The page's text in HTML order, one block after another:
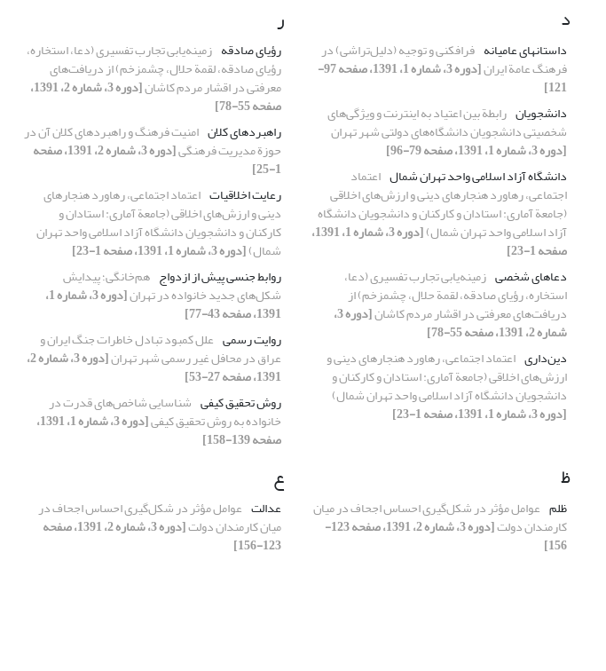
د
داستان‎های عامیانه فرافکنی و توجیه (دلیل‌تراشی) در
فرهنگ عامة ایران [دوره 3، شماره 1، 1391، صفحه 97-
121]
دانشجویان رابطة بین اعتیاد به اینترنت و ویژگی‌های
شخصیتی دانشجویان دانشگاه‌های دولتی شهر تهران
[دوره 3، شماره 1، 1391، صفحه 79-96]
دانشگاه آزاد اسلامی واحد تهران شمال اعتماد
اجتماعی، رهاورد هنجارهای دینی و ارزش‌های اخلاقی
(جامعة آماری: استادان و کارکنان و دانشجویان دانشگاه
آزاد اسلامی واحد تهران شمال) [دوره 3، شماره 1، 1391،
صفحه 1-23]
دعاهای شخصی زمینه‌یابی تجارب تفسیری (دعا،
استخاره، رؤیای صادقه، لقمة حلال، چشم‏زخم) از
دریافت‌های معرفتی در اقشار مردم کاشان [دوره 3،
شماره 2، 1391، صفحه 55-78]
دین‌داری اعتماد اجتماعی، رهاورد هنجارهای دینی و
ارزش‌های اخلاقی (جامعة آماری: استادان و کارکنان و
دانشجویان دانشگاه آزاد اسلامی واحد تهران شمال)
[دوره 3، شماره 1، 1391، صفحه 1-23]
ر
رؤیای صادقه زمینه‌یابی تجارب تفسیری (دعا، استخاره،
رؤیای صادقه، لقمة حلال، چشم‏زخم) از دریافت‌های
معرفتی در اقشار مردم کاشان [دوره 3، شماره 2، 1391،
صفحه 55-78]
راهبردهای کلان امنیت فرهنگ و راهبردهای کلان آن در
حوزة مدیریت فرهنگی [دوره 3، شماره 2، 1391، صفحه
1-25]
رعایت اخلاقیات اعتماد اجتماعی، رهاورد هنجارهای
دینی و ارزش‌های اخلاقی (جامعة آماری: استادان و
کارکنان و دانشجویان دانشگاه آزاد اسلامی واحد تهران
شمال)[دوره 3، شماره 1، 1391، صفحه 1-23]
روابط جنسی پیش از ازدواج هم‌خانگی؛ پیدایش
شکل‌های جدید خانواده در تهران [دوره 3، شماره 1،
1391، صفحه 43-77]
روایت رسمی علل کمبود تبادل خاطرات جنگ ایران و
عراق در محافل غیر رسمی شهر تهران [دوره 3، شماره 2،
1391، صفحه 27-53]
روش تحقیق کیفی شناسایی شاخص‌های قدرت در
خانواده‌ به روش تحقیق کیفی [دوره 3، شماره 1، 1391،
صفحه 139-158]
ظ
ظلم عوامل مؤثر در شکل‌گیری احساس اجحاف در میان
کارمندان دولت [دوره 3، شماره 2، 1391، صفحه 123-
156]
ع
عدالت عوامل مؤثر در شکل‌گیری احساس اجحاف در
میان کارمندان دولت [دوره 3، شماره 2، 1391، صفحه
123-156]